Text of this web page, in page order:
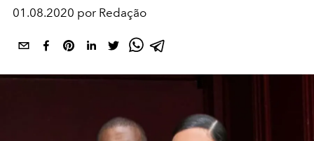
01.08.2020 por Redação